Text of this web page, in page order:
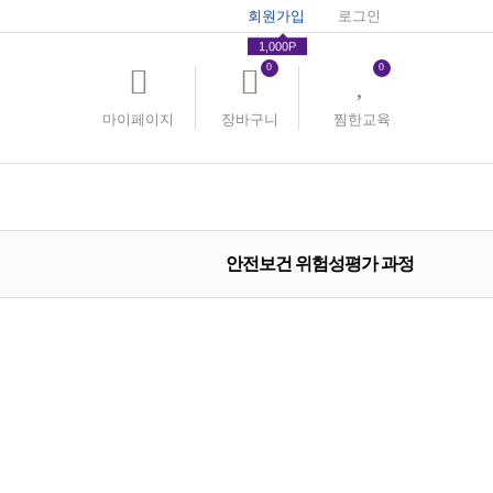
회원가입
1,000P
로그인
마이페이지
0
장바구니
0
찜한교육
안전보건 위험성평가 과정